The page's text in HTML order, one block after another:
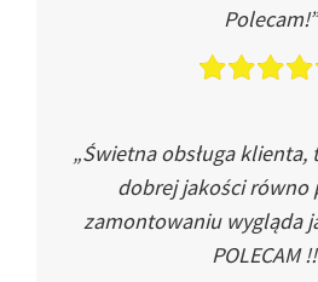
Polecam!”
„Świetna obsługa
dobrej jakości równo
zamontowaniu wygląda
POLECAM